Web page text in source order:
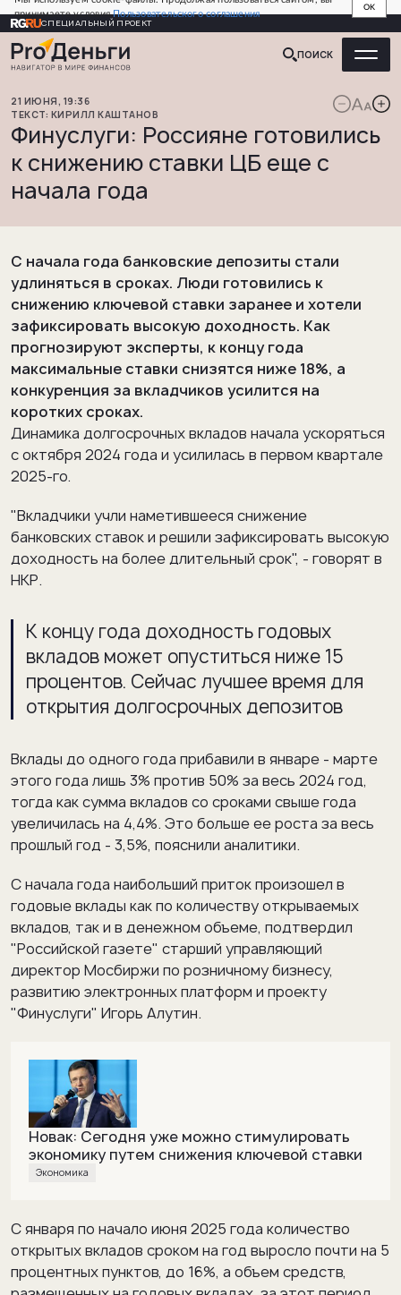
принимаете условияПользовательского соглашения
OK
СПЕЦИАЛЬНЫЙ ПРОЕКТ
ПОИСК
21 ИЮНЯ, 19:36
КИРИЛЛ КАШТАНОВ
Финуслуги: Россияне готовились
к снижению ставки ЦБ еще с
начала года
С начала года банковские депозиты стали
удлиняться в сроках. Люди готовились к
снижению ключевой ставки заранее и хотели
зафиксировать высокую доходность. Как
прогнозируют эксперты, к концу года
максимальные ставки снизятся ниже 18%, а
конкуренция за вкладчиков усилится на
коротких сроках.
Динамика долгосрочных вкладов начала ускоряться
с октября 2024 года и усилилась в первом квартале
2025-го.
"Вкладчики учли наметившееся снижение
банковских ставок и решили зафиксировать высокую
доходность на более длительный срок", - говорят в
НКР.
К концу года доходность годовых
вкладов может опуститься ниже 15
процентов. Сейчас лучшее время для
открытия долгосрочных депозитов
Вклады до одного года прибавили в январе - марте
этого года лишь 3% против 50% за весь 2024 год,
тогда как сумма вкладов со сроками свыше года
увеличилась на 4,4%. Это больше ее роста за весь
прошлый год - 3,5%, пояснили аналитики.
С начала года наибольший приток произошел в
годовые вклады как по количеству открываемых
вкладов, так и в денежном объеме, подтвердил
"Российской газете" старший управляющий
директор Мосбиржи по розничному бизнесу,
развитию электронных платформ и проекту
"Финуслуги" Игорь Алутин.
Новак: Сегодня уже можно стимулировать
экономику путем снижения ключевой ставки
Экономика
С января по начало июня 2025 года количество
открытых вкладов сроком на год выросло почти на 5
процентных пунктов, до 16%, а объем средств,